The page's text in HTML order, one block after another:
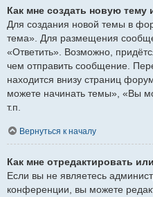
Как мне создать новую тему
Для создания новой темы в
тема». Для размещения
«Ответить». Возможно,
чем отправить сообщение.
находится внизу страниц
можете начинать темы», «Вы
т.п.
Вернуться к началу
Как мне отредактировать
Если вы не являетесь
конференции, вы можете